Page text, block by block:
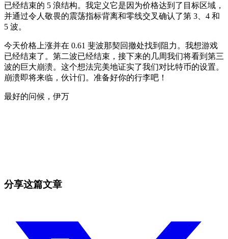
已经结束的 5 浪结构。我定义它是因为价格达到了目标区域，
并通过令人敬畏的震荡指标背离和零线交叉确认了第 3、4 和
5 波。
今天价格上涨并在 0.61 斐波那契回撤处找到阻力。我想游戏
已经结束了。第二波已经结束，接下来的几周我们将看到第三
波的巨大崩溃。这个想法完美地证实了我们对比特币的设置。
崩溃即将来临，伙计们。准备好你的行李吧！
最好的问候，伊万
分享这篇文章